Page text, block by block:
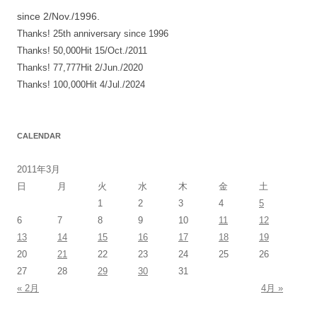
since 2/Nov./1996.
Thanks! 25th anniversary since 1996
Thanks! 50,000Hit 15/Oct./2011
Thanks! 77,777Hit 2/Jun./2020
Thanks! 100,000Hit 4/Jul./2024
CALENDAR
2011年3月
日
月 火 水 木 金
土
1
2 3 4
5
6
7 8 9 10 11
12
13
14 15 16 17 18
19
20
21 22 23 24 25
26
27
28 29 30
31
« 2月
4月 »